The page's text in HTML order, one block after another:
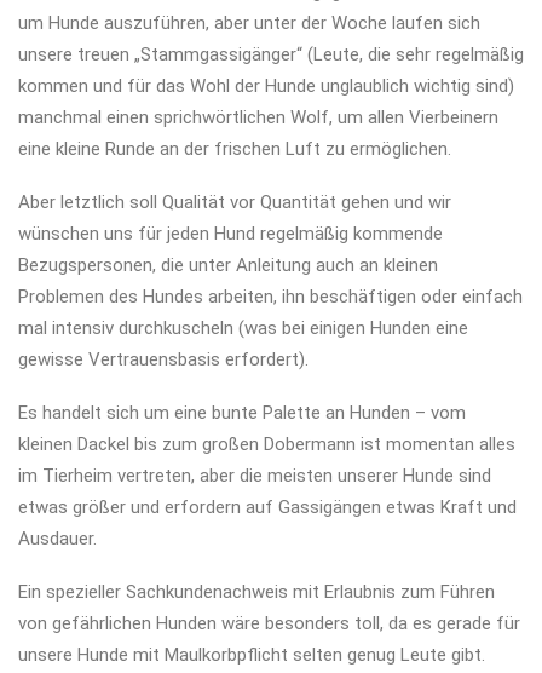
um Hunde auszuführen, aber unter der Woche laufen sich
unsere treuen „Stammgassigänger“ (Leute, die sehr regelmäßig
kommen und für das Wohl der Hunde unglaublich wichtig sind)
manchmal einen sprichwörtlichen Wolf, um allen Vierbeinern
eine kleine Runde an der frischen Luft zu ermöglichen.
Aber letztlich soll Qualität vor Quantität gehen und wir
wünschen uns für jeden Hund regelmäßig kommende
Bezugspersonen, die unter Anleitung auch an kleinen
Problemen des Hundes arbeiten, ihn beschäftigen oder einfach
mal intensiv durchkuscheln (was bei einigen Hunden eine
gewisse Vertrauensbasis erfordert).
Es handelt sich um eine bunte Palette an Hunden – vom
kleinen Dackel bis zum großen Dobermann ist momentan alles
im Tierheim vertreten, aber die meisten unserer Hunde sind
etwas größer und erfordern auf Gassigängen etwas Kraft und
Ausdauer.
Ein spezieller Sachkundenachweis mit Erlaubnis zum Führen
von gefährlichen Hunden wäre besonders toll, da es gerade für
unsere Hunde mit Maulkorbpflicht selten genug Leute gibt.